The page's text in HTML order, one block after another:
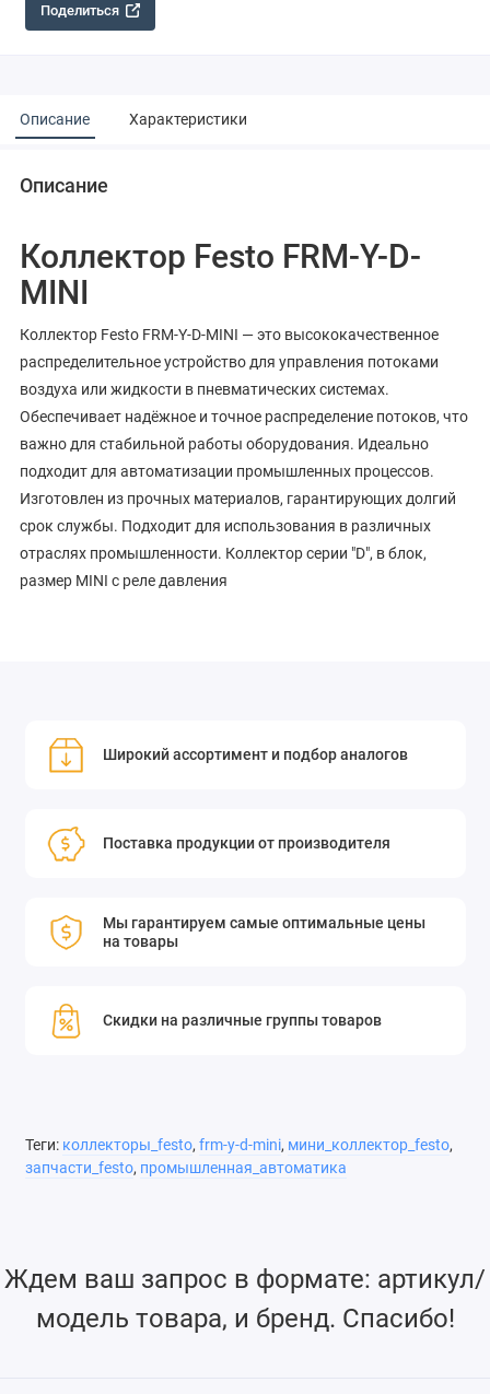
Поделиться
Описание Характеристики
Описание
Коллектор Festo FRM-Y-D-
MINI
Коллектор Festo FRM-Y-D-MINI — это высококачественное
распределительное устройство для управления потоками
воздуха или жидкости в пневматических системах.
Обеспечивает надёжное и точное распределение потоков, что
важно для стабильной работы оборудования. Идеально
подходит для автоматизации промышленных процессов.
Изготовлен из прочных материалов, гарантирующих долгий
срок службы. Подходит для использования в различных
отраслях промышленности. Коллектор серии "D", в блок,
размер MINI с реле давления
Широкий ассортимент и подбор аналогов
Поставка продукции от производителя
Мы гарантируем самые оптимальные цены
на товары
Скидки на различные группы товаров
Теги: коллекторы_festo, frm-y-d-mini, мини_коллектор_festo,
запчасти_festo, промышленная_автоматика
Ждем ваш запрос в формате: артикул/
модель товара, и бренд. Спасибо!